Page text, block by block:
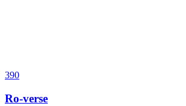
390
Ro-verse